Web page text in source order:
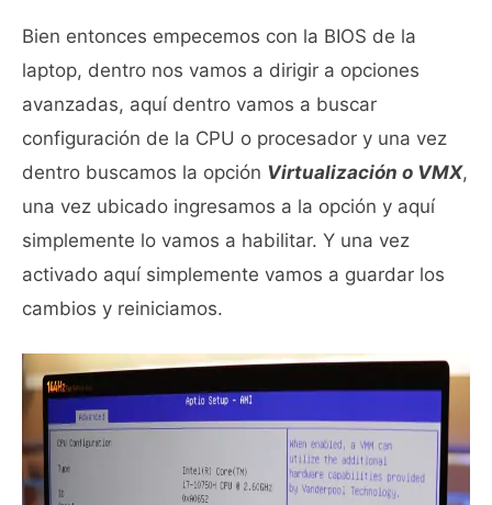
Bien entonces empecemos con la BIOS de la
laptop, dentro nos vamos a dirigir a opciones
avanzadas, aquí dentro vamos a buscar
configuración de la CPU o procesador y una vez
dentro buscamos la opción Virtualización o VMX,
una vez ubicado ingresamos a la opción y aquí
simplemente lo vamos a habilitar. Y una vez
activado aquí simplemente vamos a guardar los
cambios y reiniciamos.